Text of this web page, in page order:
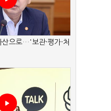
으로…'보관·평가·처